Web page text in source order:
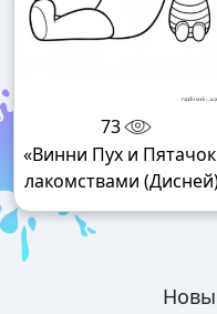
73
«Винни Пух и Пятачок
лакомствами